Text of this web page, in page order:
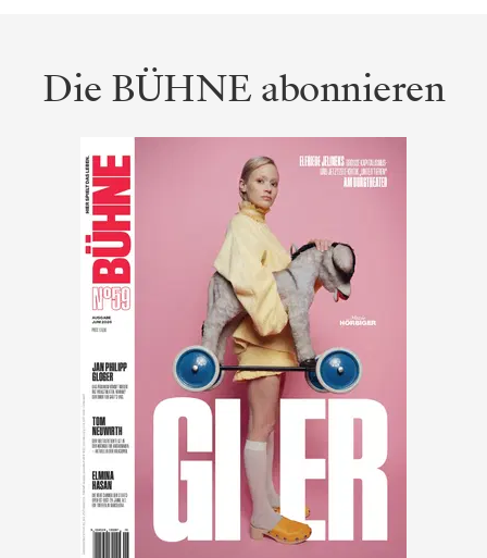
Die BÜHNE abonnieren